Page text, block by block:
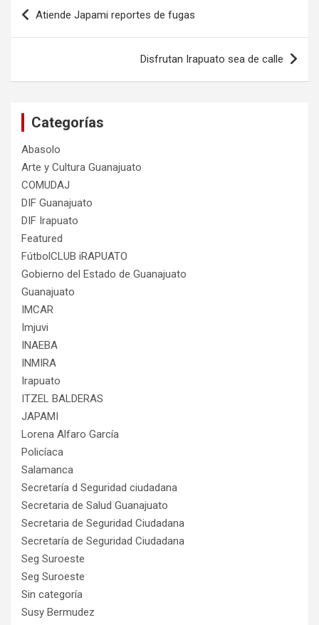
de
Atiende Japami reportes de fugas
Disfrutan Irapuato sea de calle
Categorías
Abasolo
Arte y Cultura Guanajuato
COMUDAJ
DIF Guanajuato
DIF Irapuato
Featured
FútbolCLUB iRAPUATO
Gobierno del Estado de Guanajuato
Guanajuato
IMCAR
Imjuvi
INAEBA
INMIRA
Irapuato
ITZEL BALDERAS
JAPAMI
Lorena Alfaro García
Policíaca
Salamanca
Secretaría d Seguridad ciudadana
Secretaria de Salud Guanajuato
Secretaria de Seguridad Ciudadana
Secretaría de Seguridad Ciudadana
Seg Suroeste
Seg Suroeste
Sin categoría
Susy Bermudez